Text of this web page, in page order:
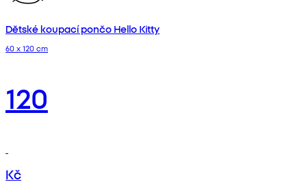
Dětské koupací pončo Hello Kitty
60 x 120 cm
120
Kč